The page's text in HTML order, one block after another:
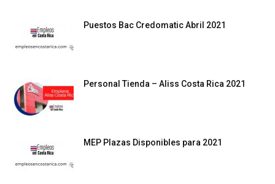
Puestos Bac Credomatic Abril 2021
Personal Tienda – Aliss Costa Rica 2021
MEP Plazas Disponibles para 2021